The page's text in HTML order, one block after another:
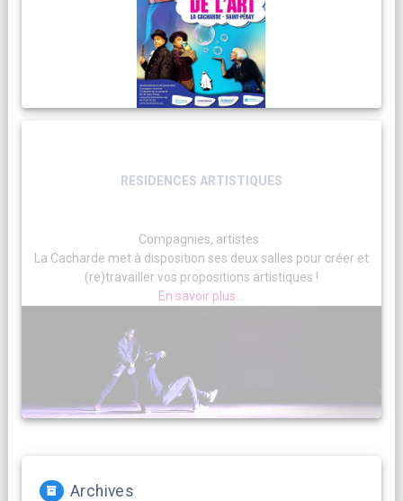
RESIDENCES ARTISTIQUES
Compagnies, artistes :
La Cacharde met à disposition ses deux salles pour créer et
(re)travailler vos propositions artistiques !
En savoir plus...
Archives